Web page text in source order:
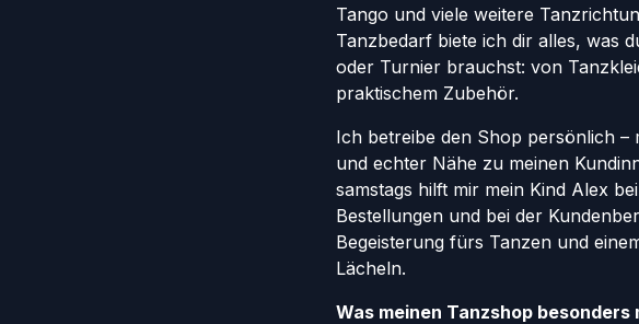
Tango und viele weitere
Tanzbedarf biete ich dir alles, was
oder Turnier brauchst: von
praktischem Zubehör.
Ich betreibe den Shop persönlich –
und echter Nähe zu meinen
samstags hilft mir mein Kind Alex
Bestellungen und bei der
Begeisterung fürs Tanzen und
Lächeln.
Was meinen Tanzshop besonders